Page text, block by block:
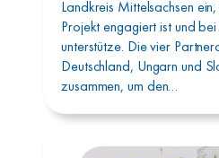
Landkreis Mittelsachsen
Projekt engagiert ist und
unterstütze. Die vier
Deutschland, Ungarn und
zusammen, um den…